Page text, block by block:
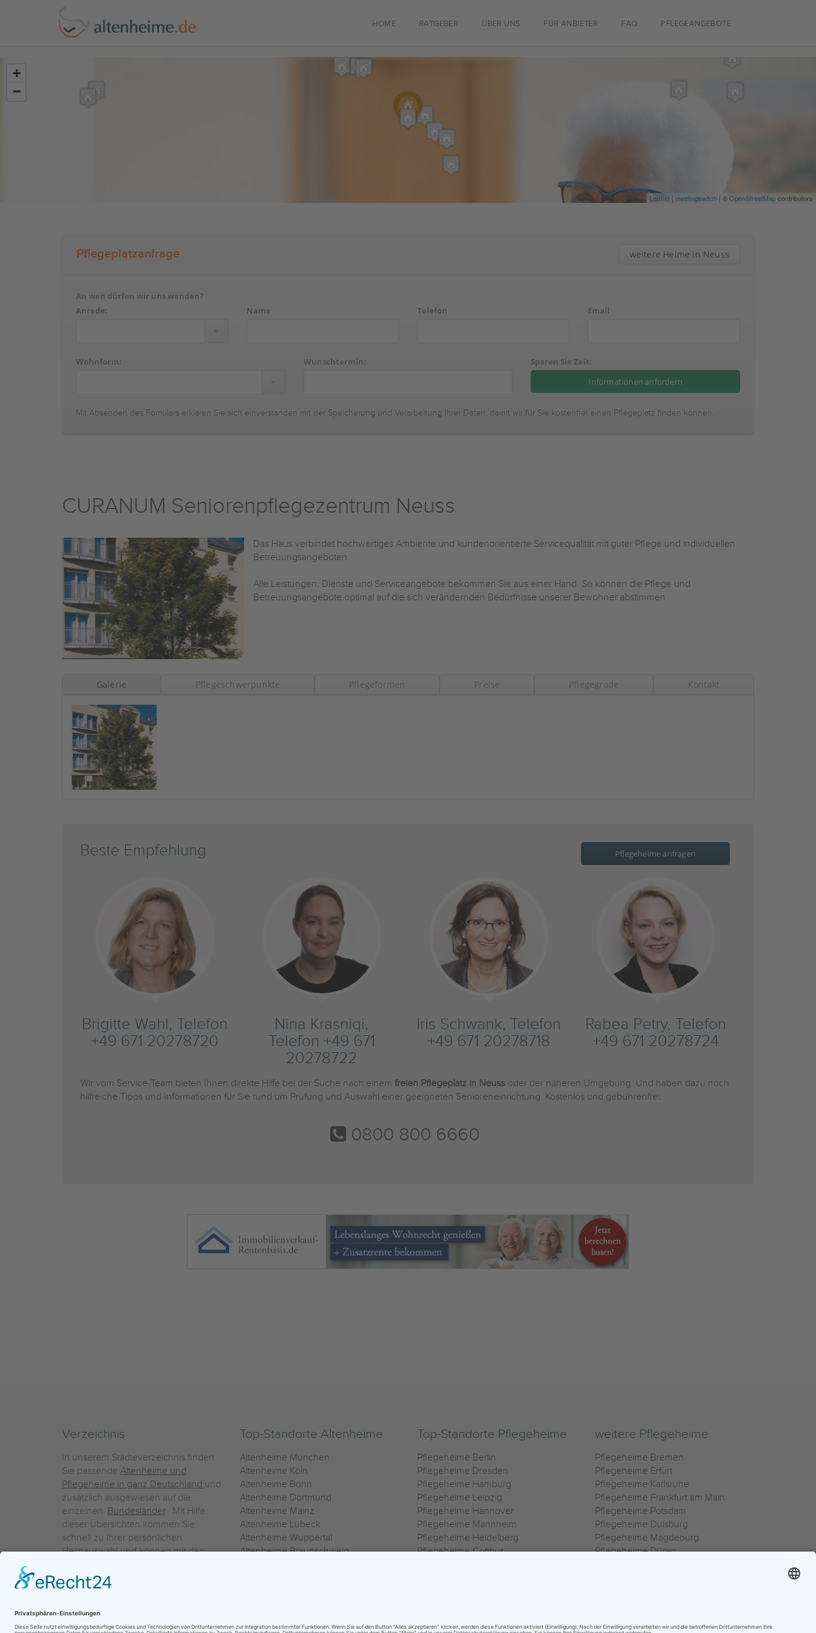
HOME RATGEBER ÜBER UNS FÜR ANBIETER FAQ PFLEGEANGEBOTE
+
−
Leaflet | meetingswitch | ©OpenStreetMapcontributors
Pflegeplatzanfrage weitere Heime in Neuss
An wen dürfen wir uns wenden?
Anrede:
Name Telefon Email
Wohnform: Wunschtermin: Sparen Sie Zeit:
Mit Absenden des Fomulars erklären Sie sich einverstanden mit der Speicherung und Verarbeitung Ihrer Daten, damit wir für Sie kostenfrei einen Pflegeplatz finden können.
CURANUM Seniorenpflegezentrum Neuss
Das Haus verbindet hochwertiges Ambiente und kundenorientierte Servicequalität mit guter Pflege und individuellen
Betreuungsangeboten.
Alle Leistungen, Dienste und Serviceangebote bekommen Sie aus einer Hand. So können die Pflege und
Betreuungsangebote optimal auf die sich verändernden Bedürfnisse unserer Bewohner abstimmen.
Galerie Pflegeschwerpunkte Pflegeformen Preise Pflegegrade Kontakt
Beste Empfehlung Pflegeheime anfragen
Brigitte Wahl, Telefon
+49 671 20278720
Nina Krasniqi,
Telefon +49 671
20278722
Iris Schwank, Telefon
+49 671 20278718
Rabea Petry, Telefon
+49 671 20278724
Wir vom Service-Team bieten Ihnen direkte Hilfe bei der Suche nach einem freien Pflegeplatz in Neuss oder der näheren Umgebung. Und haben dazu noch
hilfreiche Tipps und Informationen für Sie rund um Prüfung und Auswahl einer geeigneten Senioreneinrichtung. Kostenlos und gebührenfrei.
0800 800 6660
Verzeichnis
In unserem Städteverzeichnis finden
Sie passende Altenheime und
Pflegeheime in ganz Deutschland und
zusätzlich ausgewiesen auf die
einzelnen Bundesländer. Mit Hilfe
dieser Übersichten kommen Sie
schnell zu Ihrer persönlichen
Heimauswahl und können mit den
einzelnen Häuser Leistungsvergleiche
vornehmen.
Top-Standorte Altenheime
Altenheime München
Altenheime Köln
Altenheime Bonn
Altenheime Dortmund
Altenheime Mainz
Altenheime Lübeck
Altenheime Wuppertal
Altenheime Braunschweig
Top-Standorte Pflegeheime
Pflegeheime Berlin
Pflegeheime Dresden
Pflegeheime Hamburg
Pflegeheime Leipzig
Pflegeheime Hannover
Pflegeheime Mannheim
Pflegeheime Heidelberg
Pflegeheime Cottbus
weitere Pflegeheime
Pflegeheime Bremen
Pflegeheime Erfurt
Pflegeheime Karlsruhe
Pflegeheime Frankfurt am Main
Pflegeheime Potsdam
Pflegeheime Duisburg
Pflegeheime Magdeburg
Pflegeheime Düren